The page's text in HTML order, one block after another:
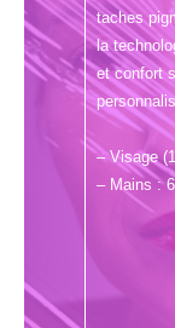
taches
la
et confort
– Visage
– Mains :